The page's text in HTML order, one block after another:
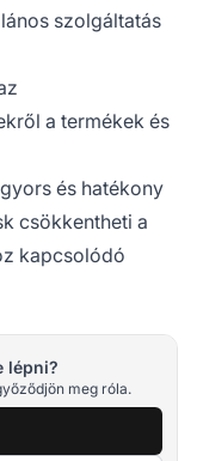
szolgáltatás
a termékek és
és hatékony
csökkentheti a
kapcsolódó
lépni?
meg róla.